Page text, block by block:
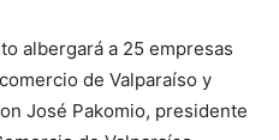
albergará a 25 empresas
de Valparaíso y
José Pakomio, presidente